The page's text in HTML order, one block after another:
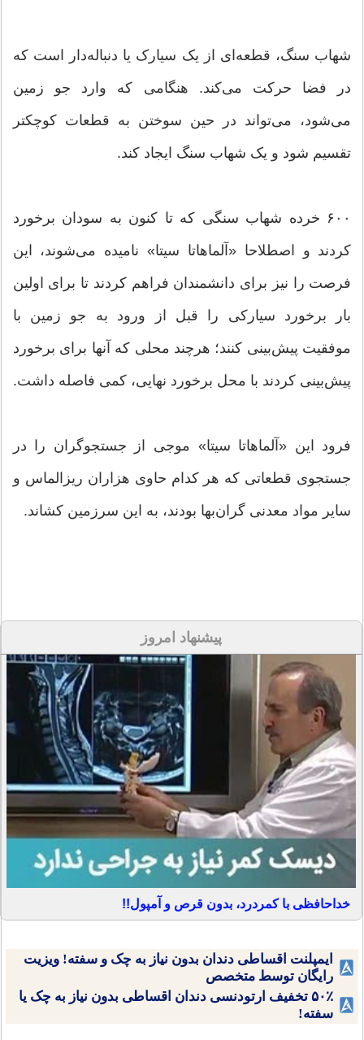
شهاب سنگ، قطعه‌ای از یک سیارک یا دنباله‌دار است که
در فضا حرکت می‌کند. هنگامی که وارد جو زمین
می‌شود، می‌تواند در حین سوختن به قطعات کوچکتر
تقسیم شود و یک شهاب سنگ ایجاد کند.
۶۰۰ خرده شهاب سنگی که تا کنون به سودان برخورد
کردند و اصطلاحا «آلماهاتا سیتا» نامیده می‌شوند، این
فرصت را نیز برای دانشمندان فراهم کردند تا برای اولین
بار برخورد سیارکی را قبل از ورود به جو زمین با
موفقیت پیش‌بینی کنند؛ هرچند محلی که آنها برای برخورد
پیش‌بینی کردند با محل برخورد نهایی، کمی فاصله داشت.
فرود این «آلماهاتا سیتا» موجی از جستجوگران را در
جستجوی قطعاتی که هر کدام حاوی هزاران ریزالماس و
سایر مواد معدنی گران‌بها بودند، به این سرزمین کشاند.
پیشنهاد امروز
خداحافظی با کمردرد، بدون قرص و آمپول!!
ایمپلنت اقساطی دندان بدون نیاز به چک و سفته! ویزیت
رایگان توسط متخصص
۵۰٪ تخفیف ارتودنسی دندان اقساطی بدون نیاز به چک یا
سفته!